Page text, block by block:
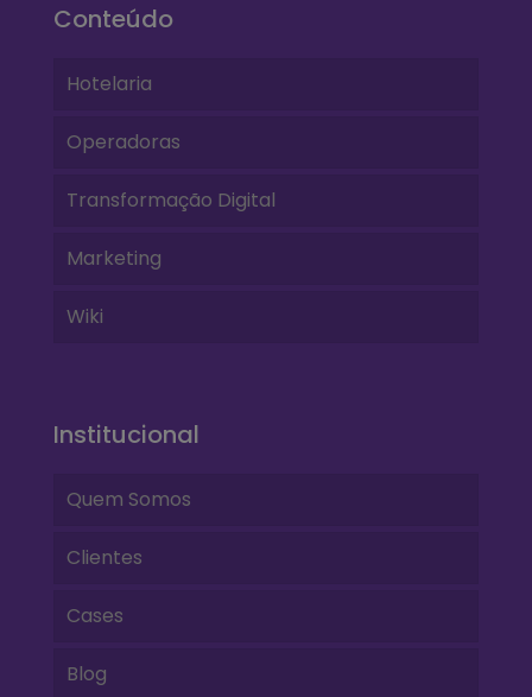
Conteúdo
Hotelaria
Operadoras
Transformação Digital
Marketing
Wiki
Institucional
Quem Somos
Clientes
Cases
Blog